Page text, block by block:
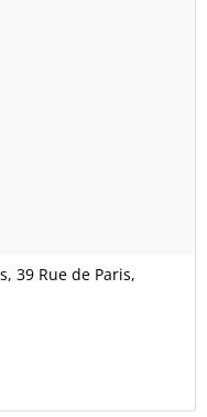
39 Rue de Paris,